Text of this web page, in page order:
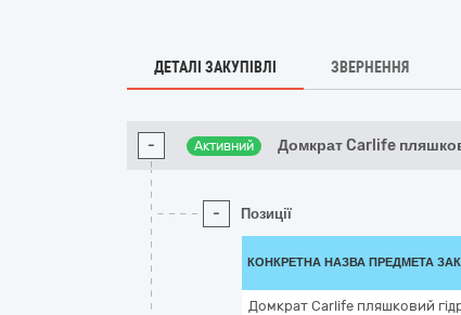
ДЕТАЛІ ЗАКУПІВЛІ ЗВЕРНЕННЯ
- Активний Домкрат Carlife
- Позиції
КОНКРЕТНА НАЗВА ПРЕДМЕТА
Домкрат Carlife пляшковий